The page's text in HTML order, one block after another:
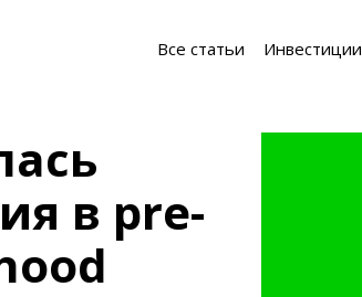
Все статьи Инвестиции
в pre-